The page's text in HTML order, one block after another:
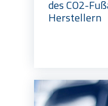
des CO2-
Herstellern